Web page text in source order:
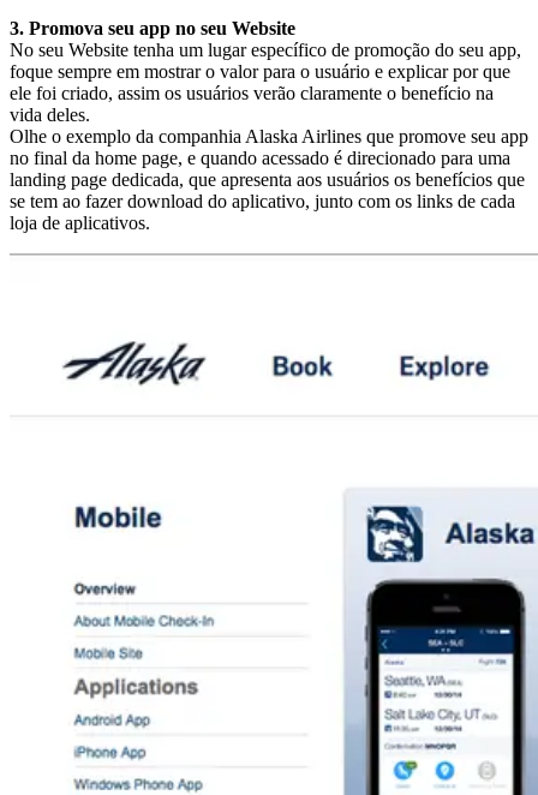
3. Promova seu app no seu Website
No seu Website tenha um lugar específico de promoção do seu app,
foque sempre em mostrar o valor para o usuário e explicar por que
ele foi criado, assim os usuários verão claramente o benefício na
vida deles.
Olhe o exemplo da companhia Alaska Airlines que promove seu app
no final da home page, e quando acessado é direcionado para uma
landing page dedicada, que apresenta aos usuários os benefícios que
se tem ao fazer download do aplicativo, junto com os links de cada
loja de aplicativos.